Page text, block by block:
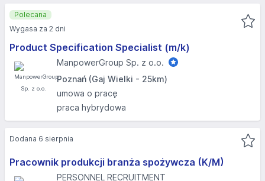
Product Specification Specialist (m/k)
ManpowerGroup Sp. z o.o.
Poznań (Gaj Wielki - 25km)
umowa o pracę
praca hybrydowa
Polecana
Wygasa za 2 dni
Pracownik produkcji branża spożywcza (K/M)
PERSONNEL RECRUITMENT
Dodana 6 sierpnia